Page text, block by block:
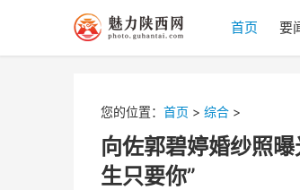
首页 要
您的位置： 首页 > 综合 >
向佐郭碧婷婚纱照
生只要你”